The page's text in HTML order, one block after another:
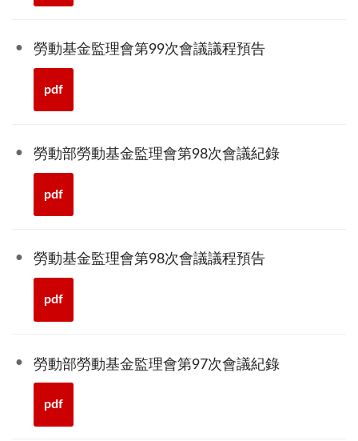
勞動基金監理會第99次會議議程預告
pdf
勞動部勞動基金監理會第98次會議紀錄
pdf
勞動基金監理會第98次會議議程預告
pdf
勞動部勞動基金監理會第97次會議紀錄
pdf